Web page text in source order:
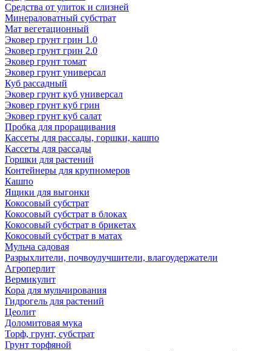
Средства от улиток и слизней
Минераловатный субстрат
Мат вегетационный
Эковер грунт грин 1.0
Эковер грунт грин 2.0
Эковер грунт томат
Эковер грунт универсал
Куб рассадный
Эковер грунт куб универсал
Эковер грунт куб грин
Эковер грунт куб салат
Пробка для проращивания
Кассеты для рассады, горшки, кашпо
Кассеты для рассады
Горшки для растений
Контейнеры для крупномеров
Кашпо
Ящики для выгонки
Кокосовый субстрат
Кокосовый субстрат в блоках
Кокосовый субстрат в брикетах
Кокосовый субстрат в матах
Мульча садовая
Разрыхлители, почвоулучшители, влагоудержатели
Агроперлит
Вермикулит
Кора для мульчирования
Гидрогель для растений
Цеолит
Доломитовая мука
Торф, грунт, субстрат
Грунт торфяной